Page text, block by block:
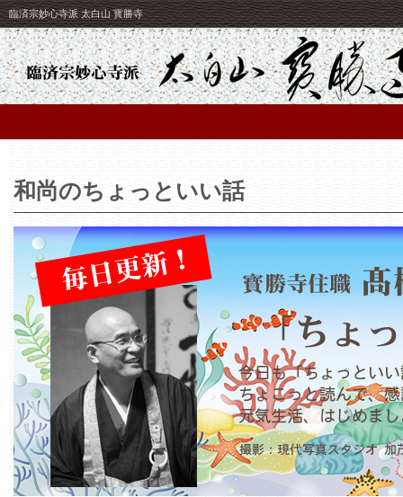
臨済宗妙心寺派 太白山 寳勝寺
和尚のちょっといい話